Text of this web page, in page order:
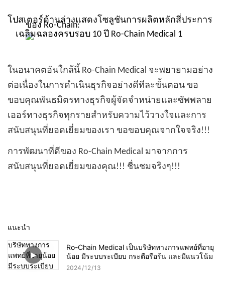
โปสเตอร์ด้านล่างแสดงโซลูชันการผลิตหลักสี่ประการ
ของ Ro-Chain:
ในอนาคตอันใกล้นี้ Ro-Chain Medical จะพยายามอย่าง
ต่อเนื่องในการดำเนินธุรกิจอย่างดีทีละขั้นตอน ขอ
ขอบคุณพันธมิตรทางธุรกิจผู้จัดจำหน่ายและซัพพลาย
เออร์ทางธุรกิจทุกรายสำหรับความไว้วางใจและการ
สนับสนุนที่ยอดเยี่ยมของเรา ขอขอบคุณจากใจจริง!!!
การพัฒนาที่ดีของ Ro-Chain Medical มาจากการ
สนับสนุนที่ยอดเยี่ยมของคุณ!!! ชื่นชมจริงๆ!!!
แนะนำ
Ro-Chain Medical เป็นบริษัททางการแพทย์ที่อายุ
น้อย มีระบบระเบียบ กระตือรือร้น และมีแนวโน้ม
2024 12 13